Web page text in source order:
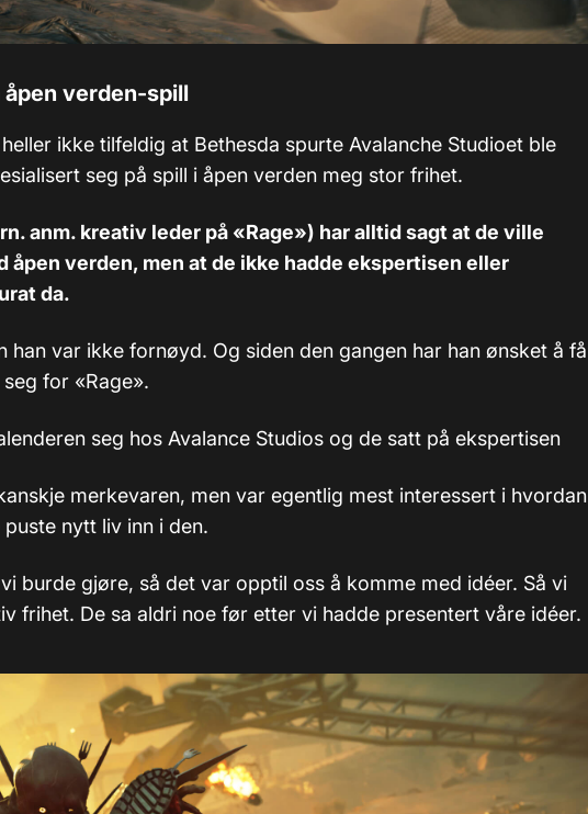
åpen verden-spill
ikke tilfeldig at Bethesda spurte Avalanche Studioet ble
seg på spill i åpen verden meg stor frihet.
anm. kreativ leder på «Rage») har alltid sagt at de ville
åpen verden, men at de ikke hadde ekspertisen eller
da.
han var ikke fornøyd. Og siden den gangen har han ønsket å få
for «Rage».
seg hos Avalance Studios og de satt på ekspertisen
merkevaren, men var egentlig mest interessert i hvordan
puste nytt liv inn i den.
burde gjøre, så det var opptil oss å komme med idéer. Så vi
frihet. De sa aldri noe før etter vi hadde presentert våre idéer.